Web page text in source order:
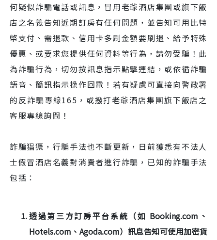
何疑似詐騙電話或訊息，冒用老爺酒店集團或旗下飯
店之名義告知近期訂房有任何問題，並告知可用比特
幣支付、需退款、信用卡多刷金額要刷退、給予特殊
優惠、或要求您提供任何資料等行為，請勿受騙！此
為詐騙行為，切勿按訊息指示點擊連結，或依循詐騙
語音、簡訊指示操作回電！若有疑慮可直接向警政署
的反詐騙專線165，或撥打老爺酒店集團旗下飯店之
客服專線詢問！
詐騙猖獗，行騙手法也不斷更新，日前獲悉有不法人
士假冒酒店名義對消費者進行詐騙，已知的詐騙手法
包括：
透過第三方訂房平台系統（如 Booking.com、
Hotels.com、Agoda.com）訊息告知可使用加密貨